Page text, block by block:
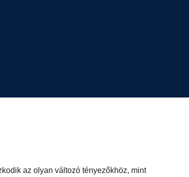
az olyan változó tényezőkhöz, mint